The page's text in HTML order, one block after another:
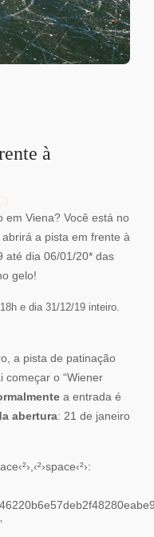
à
em Viena? Você está no
a pista em frente à
até dia 06/01/20* das
gelo!
e dia 31/12/19 inteiro.
a pista de patinação
começar o “Wiener
a entrada é
abertura: 21 de janeiro